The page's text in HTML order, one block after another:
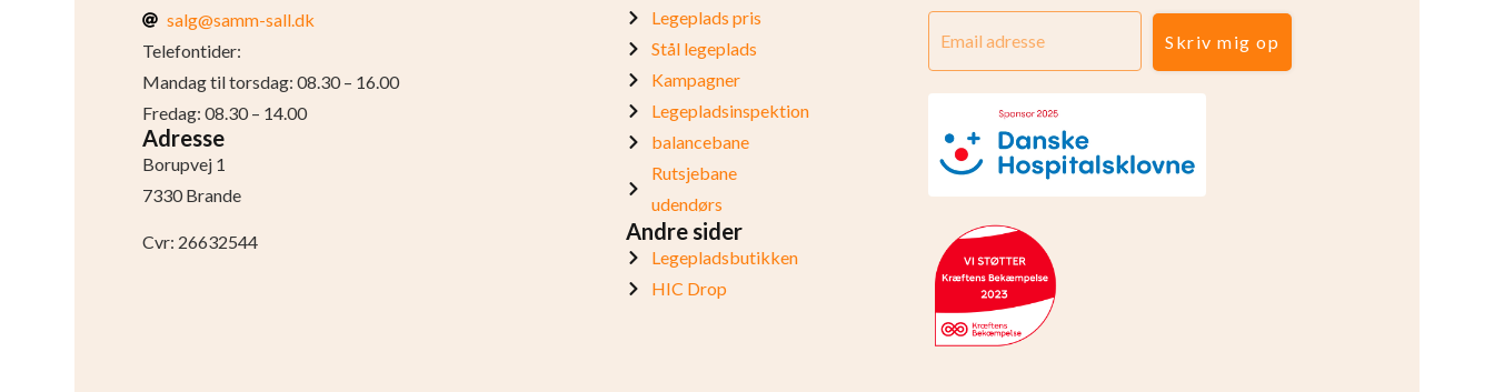
salg@samm-sall.dk
Telefontider:
Mandag til torsdag: 08.30 – 16.00
Fredag: 08.30 – 14.00
Adresse
Borupvej 1
7330 Brande
Cvr: 26632544
Legeplads pris
Stål legeplads
Kampagner
Legepladsinspektion
balancebane
Rutsjebane
udendørs
Andre sider
Legepladsbutikken
HIC Drop
Skriv mig op